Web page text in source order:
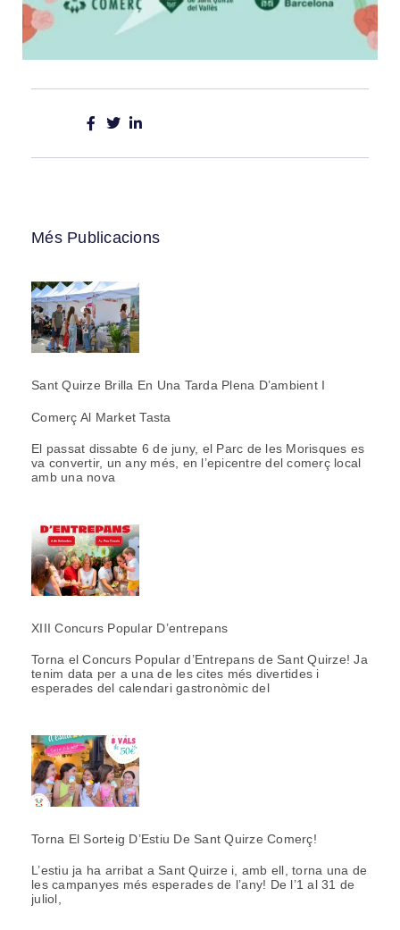
Més Publicacions
Sant Quirze Brilla En Una Tarda Plena D’ambient I
Comerç Al Market Tasta
El passat dissabte 6 de juny, el Parc de les Morisques es
va convertir, un any més, en l’epicentre del comerç local
amb una nova
XIII Concurs Popular D’entrepans
Torna el Concurs Popular d’Entrepans de Sant Quirze! Ja
tenim data per a una de les cites més divertides i
esperades del calendari gastronòmic del
Torna El Sorteig D’Estiu De Sant Quirze Comerç!
L’estiu ja ha arribat a Sant Quirze i, amb ell, torna una de
les campanyes més esperades de l’any! De l’1 al 31 de
juliol,